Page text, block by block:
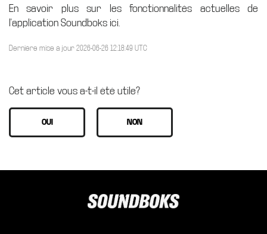
En savoir plus sur les fonctionnalités actuelles de
l'application Soundboks ici.
Dernière mise à jour 2026-06-26 12:18:49 UTC
Cet article vous a-t-il été utile?